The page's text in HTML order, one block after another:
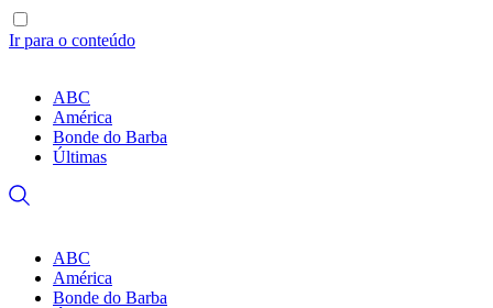
Ir para o conteúdo
ABC
América
Bonde do Barba
Últimas
ABC
América
Bonde do Barba